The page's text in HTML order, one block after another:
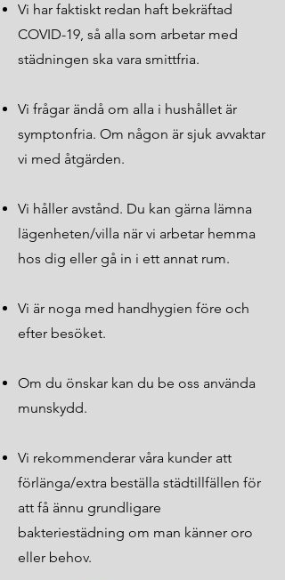
Vi har faktiskt redan haft bekräftad
COVID-19, så alla som arbetar med
städningen ska vara smittfria.
Vi frågar ändå om alla i hushållet är
symptonfria. Om någon är sjuk avvaktar
vi med åtgärden.
Vi håller avstånd. Du kan gärna lämna
lägenheten/villa när vi arbetar hemma
hos dig eller gå in i ett annat rum.
Vi är noga med handhygien före och
efter besöket.
Om du önskar kan du be oss använda
munskydd.
Vi rekommenderar våra kunder att
förlänga/extra beställa städtillfällen för
att få ännu grundligare
bakteriestädning om man känner oro
eller behov.